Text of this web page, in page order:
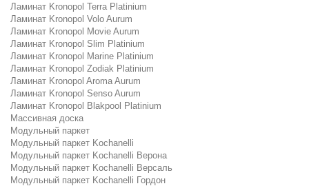
Ламинат Kronopol Terra Platinium
Ламинат Kronopol Volo Aurum
Ламинат Kronopol Movie Aurum
Ламинат Kronopol Slim Platinium
Ламинат Kronopol Marine Platinium
Ламинат Kronopol Zodiak Platinium
Ламинат Kronopol Aroma Aurum
Ламинат Kronopol Senso Aurum
Ламинат Kronopol Blakpool Platinium
Массивная доска
Модульный паркет
Модульный паркет Kochanelli
Модульный паркет Kochanelli Верона
Модульный паркет Kochanelli Версаль
Модульный паркет Kochanelli Гордон